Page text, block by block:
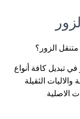
الزور؟
تبديل كافة أنواع
الثقيلة
الاصلية.